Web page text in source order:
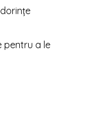
pentru a le